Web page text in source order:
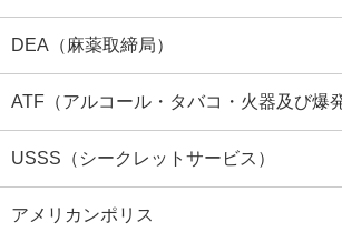
DEA（麻薬取締局）
ATF（アルコール・タバコ・火器及び爆
USSS（シークレットサービス）
アメリカンポリス